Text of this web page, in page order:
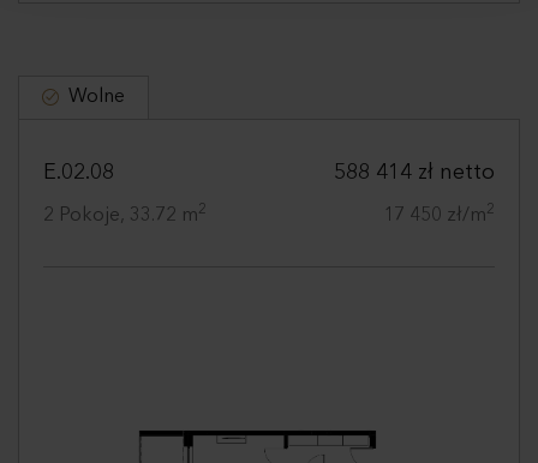
Partnerzy mogą połączyć te informacje z innymi danymi
Wolne
E.02.08
2 Pokoje, 33.72 m2
588 414 zł netto
17 450 zł/m2